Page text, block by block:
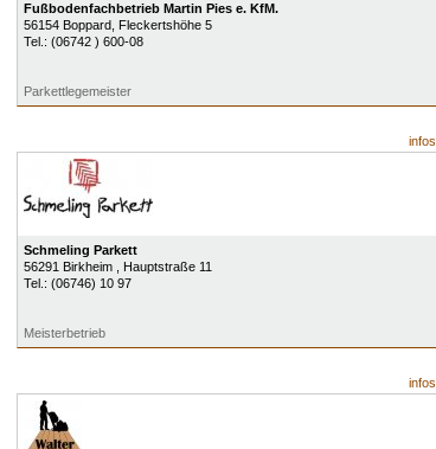
Fußbodenfachbetrieb Martin Pies e. KfM.
56154 Boppard, Fleckertshöhe 5
Tel.: (06742 ) 600-08
Parkettlegemeister
infos
Schmeling Parkett
56291 Birkheim
, Hauptstraße 11
Tel.: (06746) 10 97
Meisterbetrieb
infos